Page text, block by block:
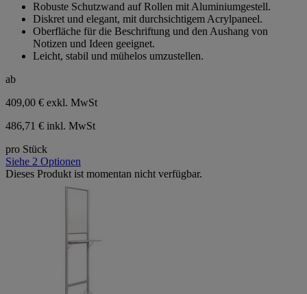
Sternen.
Robuste Schutzwand auf Rollen mit Aluminiumgestell.
Diskret und elegant, mit durchsichtigem Acrylpaneel.
Oberfläche für die Beschriftung und den Aushang von
Notizen und Ideen geeignet.
Leicht, stabil und mühelos umzustellen.
ab
409,00 € exkl. MwSt
486,71 € inkl. MwSt
pro Stück
Siehe 2 Optionen
Dieses Produkt ist momentan nicht verfügbar.